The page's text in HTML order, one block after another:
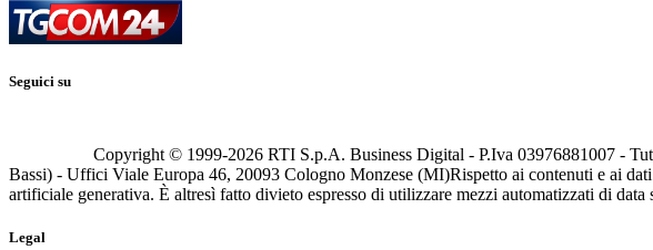
Seguici su
Copyright © 1999-2026 RTI S.p.A. Business Digital - P.Iva 03976881007 -
Bassi) - Uffici Viale Europa 46, 20093 Cologno Monzese (MI)Rispetto ai contenuti e ai
artificiale generativa. È altresì fatto divieto espresso di utilizzare mezzi automatizzati di data
Legal